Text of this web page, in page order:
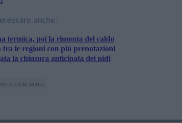
anche:
termica, poi la rimonta del caldo
tra le regioni con più prenotazioni
la chiusura anticipata dei nidi
della salute